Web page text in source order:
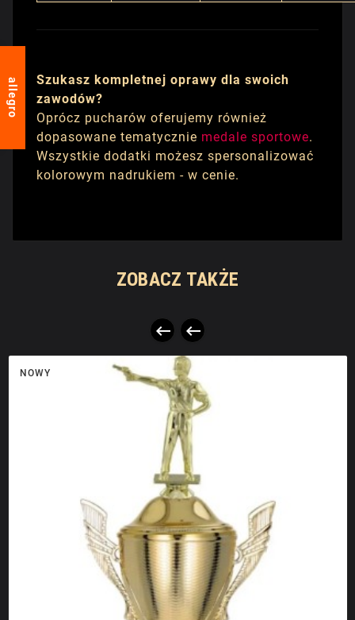
Szukasz kompletnej oprawy dla swoich
zawodów?
Oprócz pucharów oferujemy również
dopasowane tematycznie medale sportowe.
Wszystkie dodatki możesz spersonalizować
kolorowym nadrukiem - w cenie.
ZOBACZ TAKŻE
 
NOWY
allegro